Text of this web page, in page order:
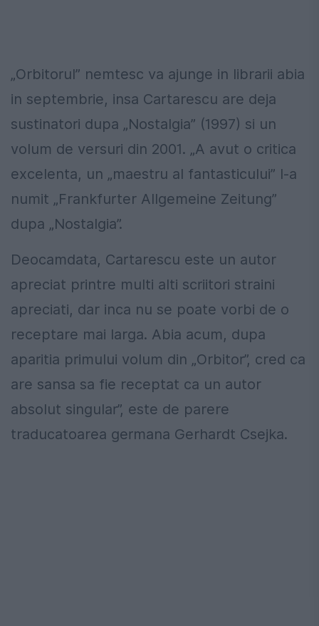
„Orbitorul” nemtesc va ajunge in librarii abia
in septembrie, insa Cartarescu are deja
sustinatori dupa „Nostalgia” (1997) si un
volum de versuri din 2001. „A avut o critica
excelenta, un „maestru al fantasticului” l-a
numit „Frankfurter Allgemeine Zeitung”
dupa „Nostalgia”.
Deocamdata, Cartarescu este un autor
apreciat printre multi alti scriitori straini
apreciati, dar inca nu se poate vorbi de o
receptare mai larga. Abia acum, dupa
aparitia primului volum din „Orbitor”, cred ca
are sansa sa fie receptat ca un autor
absolut singular”, este de parere
traducatoarea germana Gerhardt Csejka.